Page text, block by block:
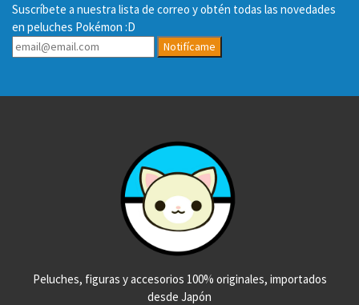
Suscríbete a nuestra lista de correo y obtén todas las novedades
en peluches Pokémon :D
Notifícame
Peluches, figuras y accesorios 100% originales, importados
desde Japón